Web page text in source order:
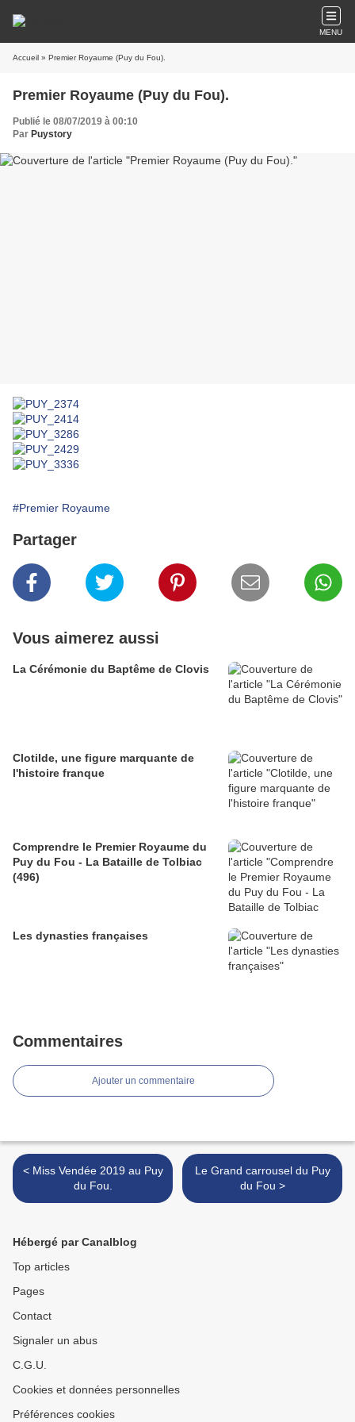
MENU
Accueil » Premier Royaume (Puy du Fou).
Premier Royaume (Puy du Fou).
Publié le 08/07/2019 à 00:10
Par Puystory
#Premier Royaume
Partager
Vous aimerez aussi
La Cérémonie du Baptême de Clovis
Clotilde, une figure marquante de
l'histoire franque
Comprendre le Premier Royaume du
Puy du Fou - La Bataille de Tolbiac
(496)
Les dynasties françaises
Commentaires
Ajouter un commentaire
< Miss Vendée 2019 au Puy
du Fou.
Le Grand carrousel du Puy
du Fou >
Hébergé par Canalblog
Top articles
Pages
Contact
Signaler un abus
C.G.U.
Cookies et données personnelles
Préférences cookies